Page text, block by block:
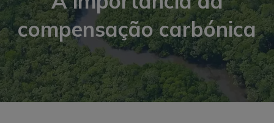
compensação carbónica